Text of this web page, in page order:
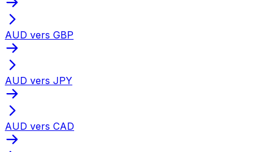
AUD vers GBP
AUD vers JPY
AUD vers CAD